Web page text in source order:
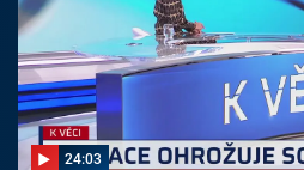
24:03